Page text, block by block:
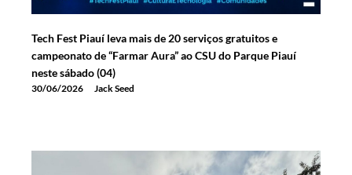
Tech Fest Piauí leva mais de 20 serviços gratuitos e
campeonato de “Farmar Aura” ao CSU do Parque Piauí
neste sábado (04)
30/06/2026 Jack Seed